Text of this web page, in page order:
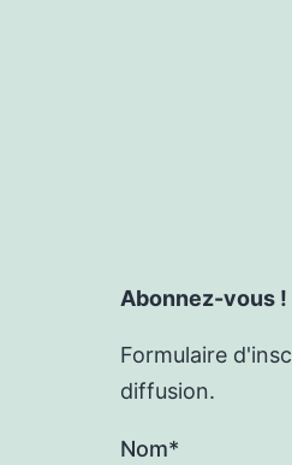
Abonnez-vous !
Formulaire
diffusion.
Nom*